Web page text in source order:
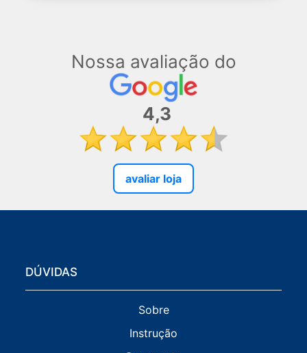
Nossa avaliação do
4,3
avaliar loja
DÚVIDAS
Sobre
Instrução